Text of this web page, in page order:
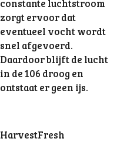
constante luchtstroom
zorgt ervoor dat
eventueel vocht wordt
snel afgevoerd.
Daardoor blijft de lucht
in de 106 droog en
ontstaat er geen ijs.
HarvestFresh